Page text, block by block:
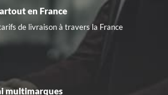
en France
de livraison à travers la France
multimarques